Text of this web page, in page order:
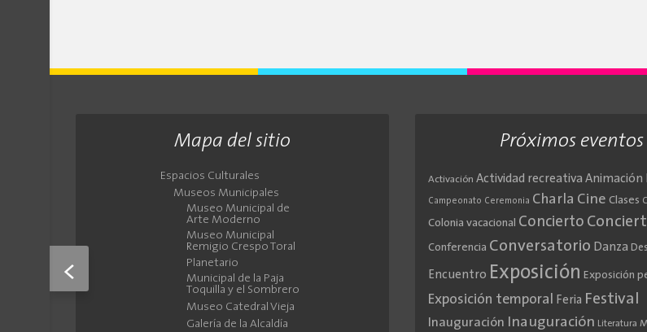
<
Mapa del sitio
Espacios Culturales
Museos Municipales
Museo Municipal de
Arte Moderno
Museo Municipal
Remigio Crespo Toral
Planetario
Municipal de la Paja
Toquilla y el Sombrero
Museo Catedral Vieja
Galería de la Alcaldía
Próximos eventos
Activación Actividad recreativa Animación
Campeonato Ceremonia Charla Cine Clases
Colonia vacacional Concierto
Conferencia Conversatorio Danza
Encuentro Exposición Exposición
Exposición temporal Feria Festival
Inauguración Inauguración Literatura